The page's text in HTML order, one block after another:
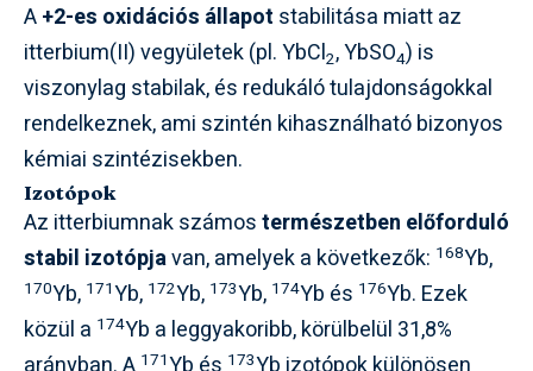
A+2-es oxidációs állapot stabilitása miatt az
itterbium(II) vegyületek (pl. YbCl2, YbSO4) is
viszonylag stabilak, és redukáló tulajdonságokkal
rendelkeznek, ami szintén kihasználható bizonyos
kémiai szintézisekben.
Izotópok
Az itterbiumnak számostermészetben előforduló
stabil izotópjavan, amelyek a következők: 168Yb,
170Yb, 171Yb, 172Yb, 173Yb, 174Yb és 176Yb. Ezek
közül a 174Yb a leggyakoribb, körülbelül 31,8%
171 173